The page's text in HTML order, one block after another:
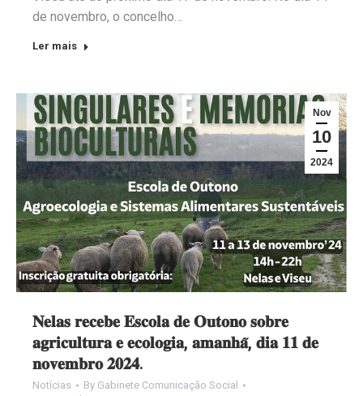
de novembro, o concelho…
Ler mais
Nov
10
2024
𝐍𝐞𝐥𝐚𝐬 𝐫𝐞𝐜𝐞𝐛𝐞 𝐄𝐬𝐜𝐨𝐥𝐚 𝐝𝐞 𝐎𝐮𝐭𝐨𝐧𝐨 𝐬𝐨𝐛𝐫𝐞
𝐚𝐠𝐫𝐢𝐜𝐮𝐥𝐭𝐮𝐫𝐚 𝐞 𝐞𝐜𝐨𝐥𝐨𝐠𝐢𝐚, 𝐚𝐦𝐚𝐧𝐡𝐚̃, 𝐝𝐢𝐚 𝟏𝟏 𝐝𝐞
𝐧𝐨𝐯𝐞𝐦𝐛𝐫𝐨 𝟐𝟎𝟐𝟒.
Notícias By Gabinete Comunicação Social